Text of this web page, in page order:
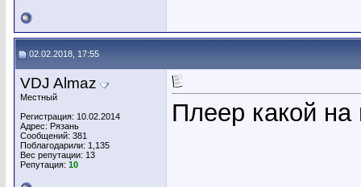
02.02.2018, 17:55
VDJ Almaz
Местный
Регистрация: 10.02.2014
Адрес: Рязань
Сообщений: 381
Поблагодарили: 1,135
Вес репутации: 13
Репутация: 10
Плеер какой